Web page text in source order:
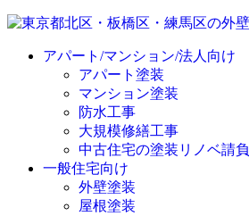
アパート/マンション/法人向け
アパート塗装
マンション塗装
防水工事
大規模修繕工事
中古住宅の塗装リノベ請負
一般住宅向け
外壁塗装
屋根塗装